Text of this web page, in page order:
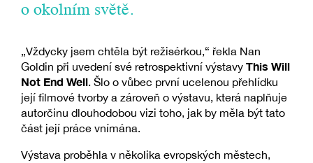
o okolním světě.
„Vždycky jsem chtěla být režisérkou,“ řekla Nan
Goldin při uvedení své retrospektivní výstavy This Will
Not End Well. Šlo o vůbec první ucelenou přehlídku
její filmové tvorby a zároveň o výstavu, která naplňuje
autorčinu dlouhodobou vizi toho, jak by měla být tato
část její práce vnímána.
Výstava proběhla v několika evropských městech,